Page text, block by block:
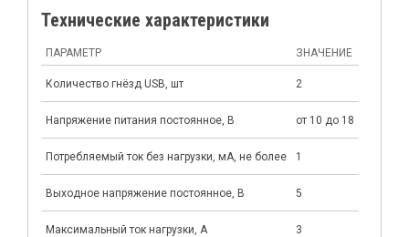
Технические характеристики
ПАРАМЕТР ЗНАЧЕНИЕ
Количество гнёзд USB, шт 2
Напряжение питания постоянное, В от 10 до 18
Потребляемый ток без нагрузки, мА, не более 1
Выходное напряжение постоянное, В 5
Максимальный ток нагрузки, А 3